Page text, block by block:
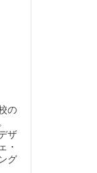
の
ザ
・
グ